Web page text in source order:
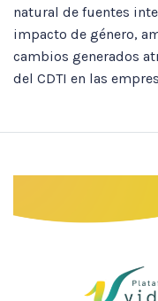
natural de fuentes
impacto de género,
cambios generados
del CDTI en las